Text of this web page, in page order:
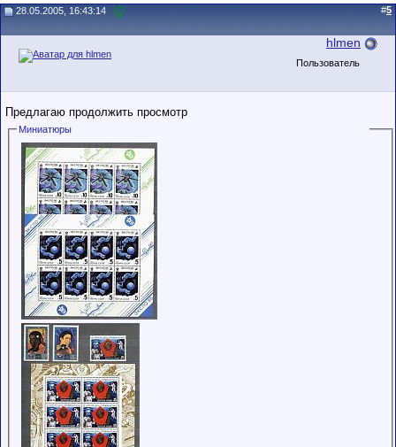
28.05.2005, 16:43:14 #5
hlmen
Пользователь
Предлагаю продолжить просмотр
Миниатюры